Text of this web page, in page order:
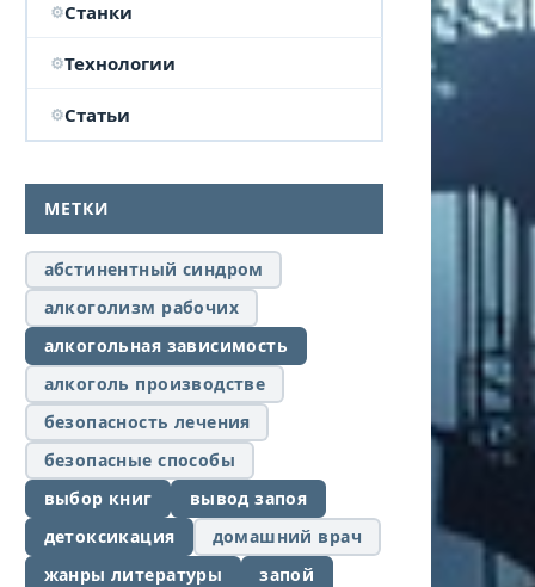
Станки
Технологии
Статьи
МЕТКИ
абстинентный синдром
алкоголизм рабочих
алкогольная зависимость
алкоголь производстве
безопасность лечения
безопасные способы
выбор книг
вывод запоя
детоксикация
домашний врач
жанры литературы
запой